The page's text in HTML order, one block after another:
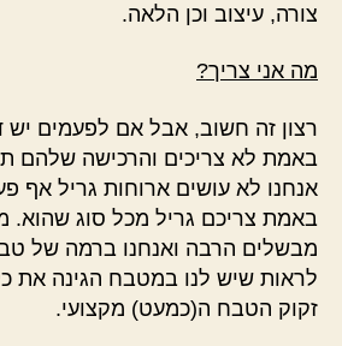
צורה, עיצוב וכן הלאה.
מה אני צריך?
רצון זה חשוב, אבל אם לפעמים יש
באמת לא צריכים והרכישה שלהם
אנחנו לא עושים ארוחות גריל אף
באמת צריכם גריל מכל סוג שהוא.
מבשלים הרבה ואנחנו ברמה של
לראות שיש לנו במטבח הגינה את
זקוק הטבח ה(כמעט) מקצועי.